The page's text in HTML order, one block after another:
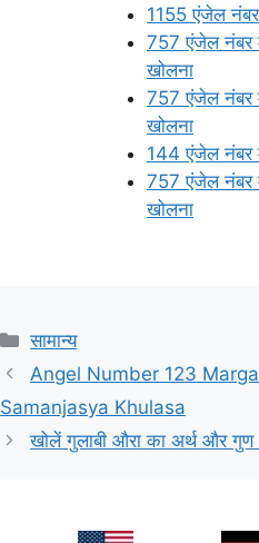
1155 एंजेल
757 एंजेल नंबर
खोलना
757 एंजेल नंबर
खोलना
144 एंजेल नंबर
757 एंजेल नंबर
खोलना
Categories
सामान्य
Angel Number 123
Samanjasya Khulasa
खोलें गुलाबी औरा का अर्थ और